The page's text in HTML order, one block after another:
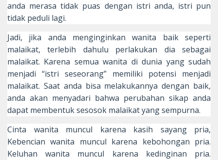
anda merasa tidak puas dengan istri anda, istri pun
tidak peduli lagi.
Jadi, jika anda menginginkan wanita baik seperti
malaikat, terlebih dahulu perlakukan dia sebagai
malaikat. Karena semua wanita di dunia yang sudah
menjadi “istri seseorang” memiliki potensi menjadi
malaikat. Saat anda bisa melakukannya dengan baik,
anda akan menyadari bahwa perubahan sikap anda
dapat membentuk sesosok malaikat yang sempurna.
Cinta wanita muncul karena kasih sayang pria,
Kebencian wanita muncul karena kebohongan pria.
Keluhan wanita muncul karena kedinginan pria.